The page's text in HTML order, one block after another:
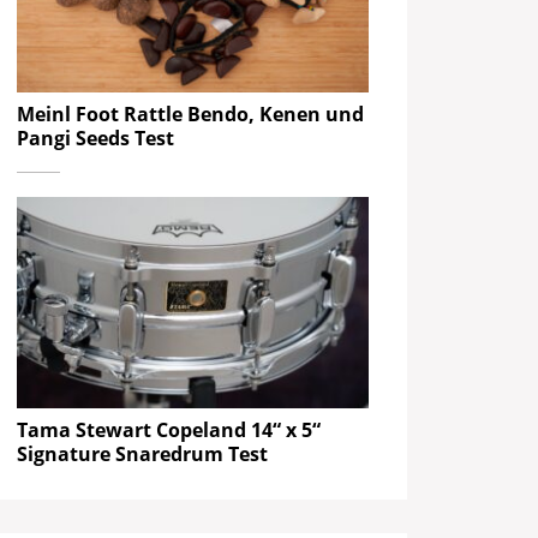
Meinl Foot Rattle Bendo, Kenen und
Pangi Seeds Test
Tama Stewart Copeland 14“ x 5“
Signature Snaredrum Test